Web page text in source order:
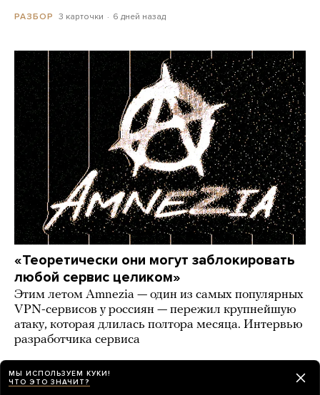
РАЗБОР 3 карточки 6 дней назад
«Теоретически они могут заблокировать
любой сервис целиком»
Этим летом Amnezia — один из самых популярных
VPN-сервисов у россиян — пережил крупнейшую
атаку, которая длилась полтора месяца. Интервью
разработчика сервиса
ИСТОРИИ 6 дней назад
МЫ ИСПОЛЬЗУЕМ КУКИ!
ЧТО ЭТО ЗНАЧИТ?